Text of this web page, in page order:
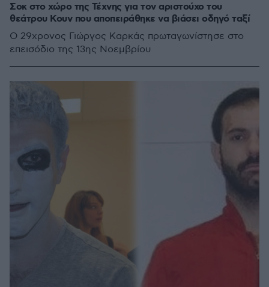
Σοκ στο χώρο της Τέχνης για τον αριστούχο του
θεάτρου Κουν που αποπειράθηκε να βιάσει οδηγό ταξί
Ο 29χρονος Γιώργος Καρκάς πρωταγωνίστησε στο
επεισόδιο της 13ης Νοεμβρίου